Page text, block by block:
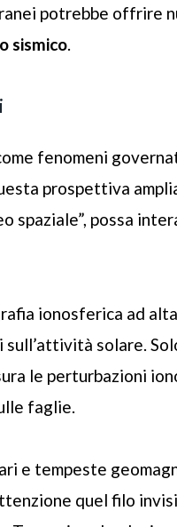
potrebbe offrire
sismico.
fenomeni
prospettiva
spaziale”, possa
ionosferica ad
solare.
le perturbazioni
faglie.
e tempeste
quel filo